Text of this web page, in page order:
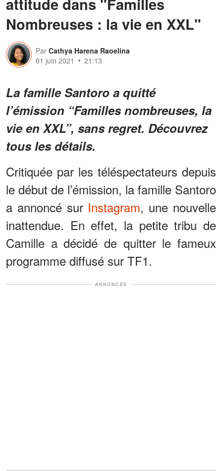
Nombreuses : la vie en XXL"
Par Cathya Harena Raoelina
01 juin 2021
21:13
La famille Santoro a quitté
l’émission “Familles nombreuses, la
vie en XXL”, sans regret. Découvrez
tous les détails.
Critiquée par les téléspectateurs depuis
le début de l’émission, la famille Santoro
a annoncé sur Instagram, une nouvelle
inattendue. En effet, la petite tribu de
Camille a décidé de quitter le fameux
programme diffusé sur TF1.
ANNONCES